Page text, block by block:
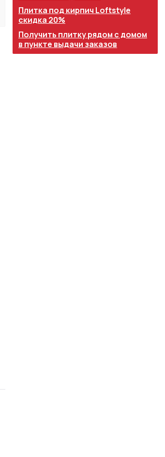
Плитка под кирпич Loftstyle
скидка 20%
Получить плитку рядом с домом
в пункте выдачи заказов